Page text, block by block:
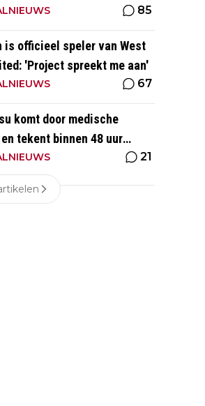
85
is officieel speler van West
'Project spreekt me aan'
67
komt door medische
tekent binnen 48 uur
nieuwe club'
21